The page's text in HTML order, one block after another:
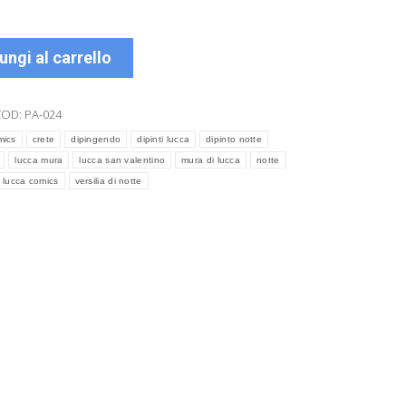
al carrello
PA-024
crete dipingendo dipinti lucca dipinto notte
lucca mura lucca san valentino mura di lucca notte
lucca comics versilia di notte